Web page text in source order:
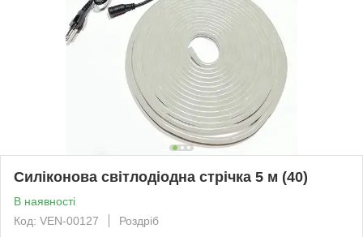
Силіконова світлодіодна стрічка 5 м (40)
В наявності
Код: VEN-00127
Роздріб